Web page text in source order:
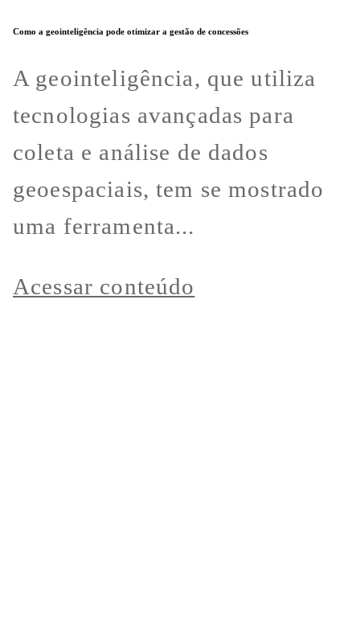
Como a geointeligência pode otimizar a gestão de concessões
A geointeligência, que utiliza
tecnologias avançadas para
coleta e análise de dados
geoespaciais, tem se mostrado
uma ferramenta...
Acessar conteúdo